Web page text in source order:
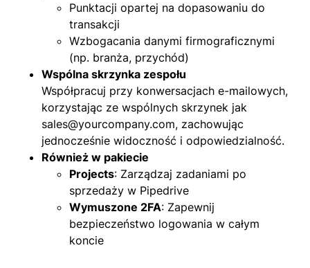
Punktacji opartej na dopasowaniu do
transakcji
Wzbogacania danymi firmograficznymi
(np. branża, przychód)
Wspólna skrzynka zespołu
Współpracuj przy konwersacjach e-mailowych,
korzystając ze wspólnych skrzynek jak
sales@yourcompany.com, zachowując
jednocześnie widoczność i odpowiedzialność.
Również w pakiecie
Projects: Zarządzaj zadaniami po
sprzedaży w Pipedrive
Wymuszone 2FA: Zapewnij
bezpieczeństwo logowania w całym
koncie